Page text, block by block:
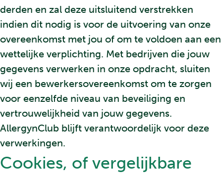
derden en zal deze uitsluitend verstrekken
indien dit nodig is voor de uitvoering van onze
overeenkomst met jou of om te voldoen aan een
wettelijke verplichting. Met bedrijven die jouw
gegevens verwerken in onze opdracht, sluiten
wij een bewerkersovereenkomst om te zorgen
voor eenzelfde niveau van beveiliging en
vertrouwelijkheid van jouw gegevens.
AllergynClub blijft verantwoordelijk voor deze
verwerkingen.
Cookies, of vergelijkbare